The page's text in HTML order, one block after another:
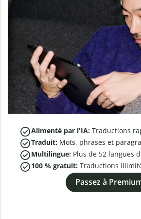
Alimenté par l'IA: Traductions
Traduit: Mots, phrases et
Multilingue: Plus de 52 langues
100 % gratuit: Traductions
Passez à